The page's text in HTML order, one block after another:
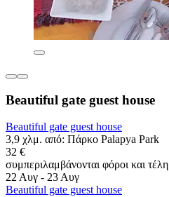
Beautiful gate guest house
Beautiful gate guest house
3,9 χλμ. από: Πάρκο Palapya Park
32 €
συμπεριλαμβάνονται φόροι και τέλη
22 Αυγ - 23 Αυγ
Beautiful gate guest house